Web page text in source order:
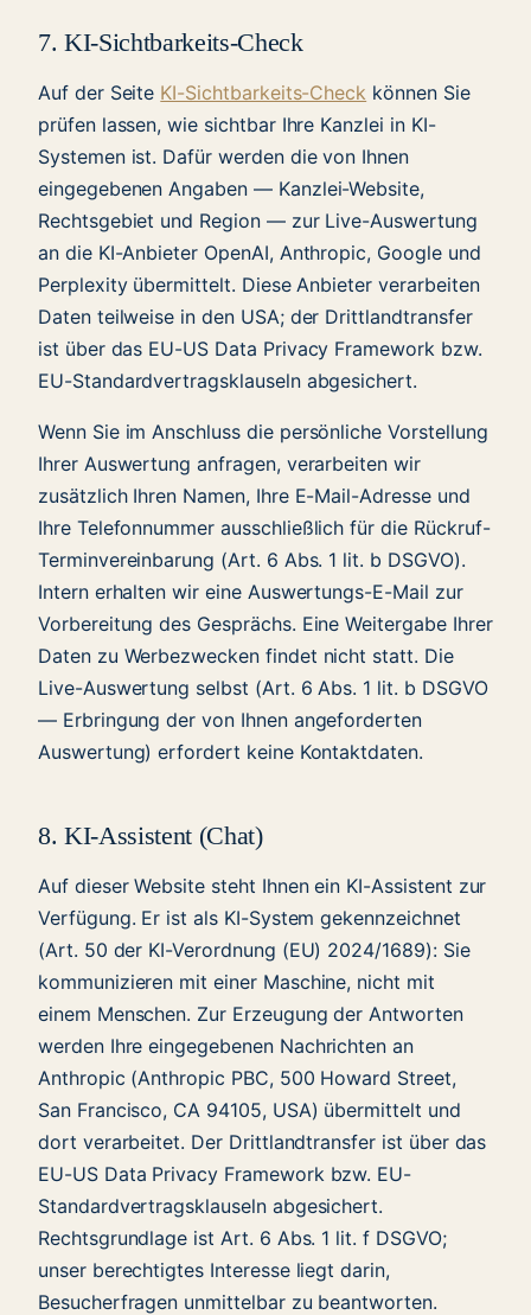
7. KI-Sichtbarkeits-Check
Auf der Seite KI-Sichtbarkeits-Check können Sie
prüfen lassen, wie sichtbar Ihre Kanzlei in KI-
Systemen ist. Dafür werden die von Ihnen
eingegebenen Angaben — Kanzlei-Website,
Rechtsgebiet und Region — zur Live-Auswertung
an die KI-Anbieter OpenAI, Anthropic, Google und
Perplexity übermittelt. Diese Anbieter verarbeiten
Daten teilweise in den USA; der Drittlandtransfer
ist über das EU-US Data Privacy Framework bzw.
EU-Standardvertragsklauseln abgesichert.
Wenn Sie im Anschluss die persönliche Vorstellung
Ihrer Auswertung anfragen, verarbeiten wir
zusätzlich Ihren Namen, Ihre E-Mail-Adresse und
Ihre Telefonnummer ausschließlich für die Rückruf-
Terminvereinbarung (Art. 6 Abs. 1 lit. b DSGVO).
Intern erhalten wir eine Auswertungs-E-Mail zur
Vorbereitung des Gesprächs. Eine Weitergabe Ihrer
Daten zu Werbezwecken findet nicht statt. Die
Live-Auswertung selbst (Art. 6 Abs. 1 lit. b DSGVO
— Erbringung der von Ihnen angeforderten
Auswertung) erfordert keine Kontaktdaten.
8. KI-Assistent (Chat)
Auf dieser Website steht Ihnen ein KI-Assistent zur
Verfügung. Er ist als KI-System gekennzeichnet
(Art. 50 der KI-Verordnung (EU) 2024/1689): Sie
kommunizieren mit einer Maschine, nicht mit
einem Menschen. Zur Erzeugung der Antworten
werden Ihre eingegebenen Nachrichten an
Anthropic (Anthropic PBC, 500 Howard Street,
San Francisco, CA 94105, USA) übermittelt und
dort verarbeitet. Der Drittlandtransfer ist über das
EU-US Data Privacy Framework bzw. EU-
Standardvertragsklauseln abgesichert.
Rechtsgrundlage ist Art. 6 Abs. 1 lit. f DSGVO;
unser berechtigtes Interesse liegt darin,
Besucherfragen unmittelbar zu beantworten.